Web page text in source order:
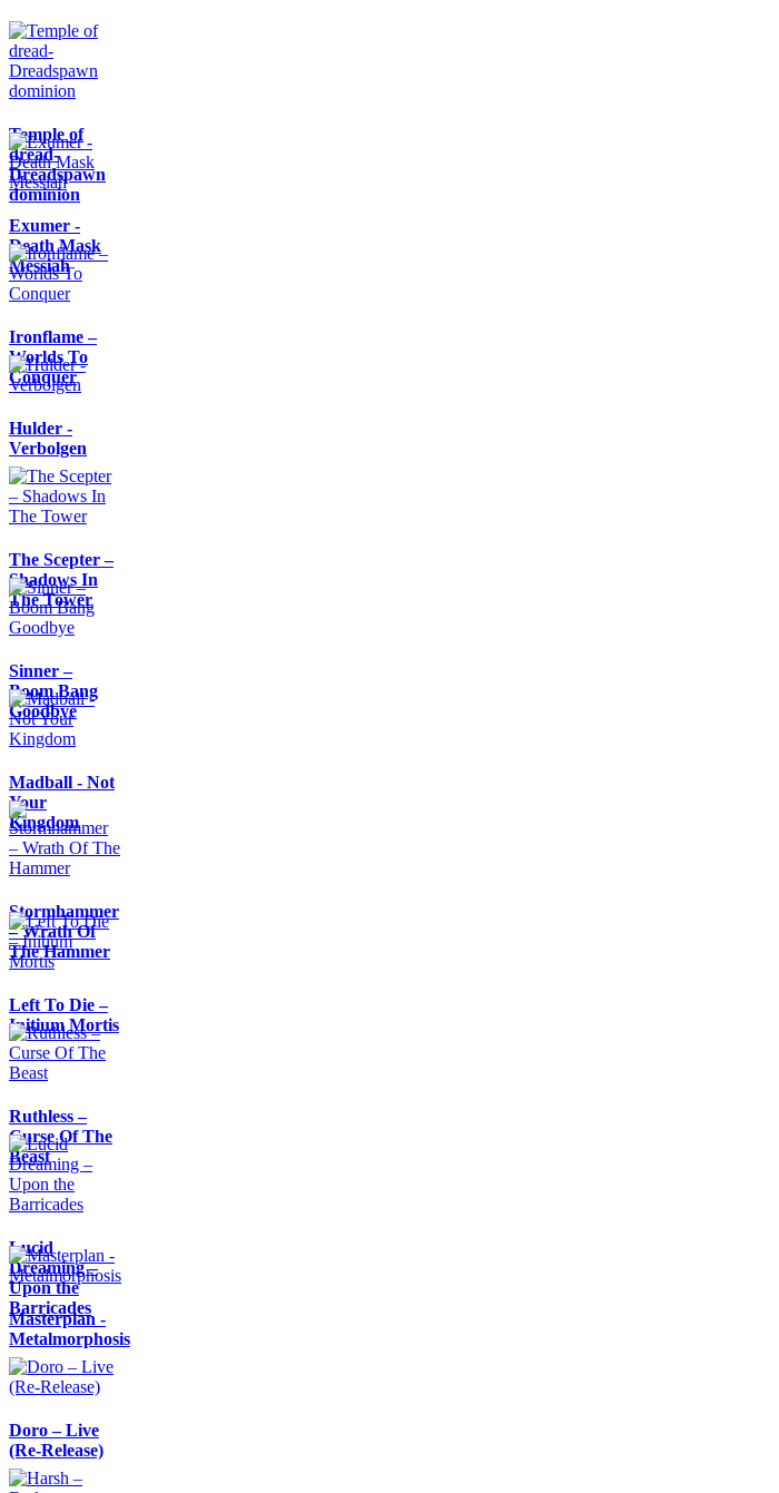
Temple of
dread-
Dreadspawn
dominion
Exumer -
Death Mask
Messiah
Ironflame –
Worlds To
Conquer
Hulder -
Verbolgen
The Scepter –
Shadows In
The Tower
Sinner –
Boom Bang
Goodbye
Madball - Not
Your
Kingdom
Stormhammer
– Wrath Of
The Hammer
Left To Die –
Initium Mortis
Ruthless –
Curse Of The
Beast
Lucid
Dreaming –
Upon the
Barricades
Masterplan -
Metalmorphosis
Doro – Live
(Re-Release)